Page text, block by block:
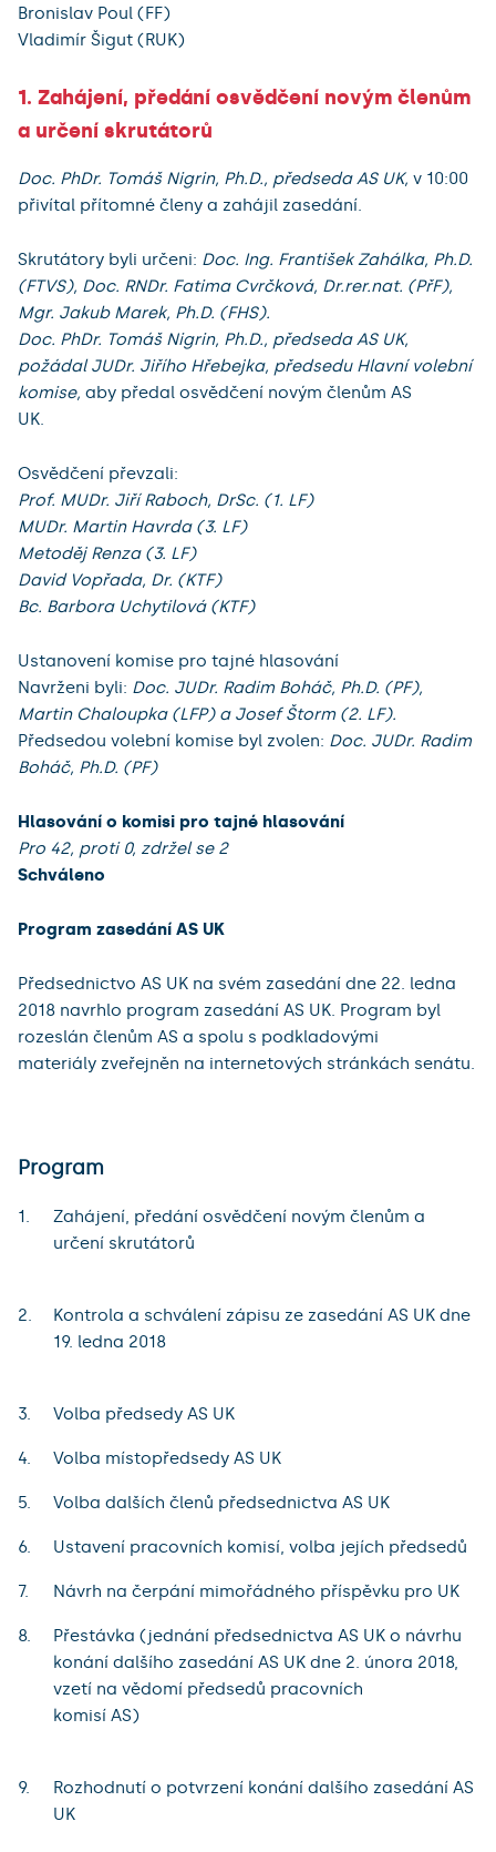
Bronislav Poul (FF)
Vladimír Šigut (RUK)
1. Zahájení, předání osvědčení novým členům
a určení skrutátorů
Doc. PhDr. Tomáš Nigrin, Ph.D., předseda AS UK, v 10:00
přivítal přítomné členy a zahájil zasedání.
Skrutátory byli určeni: ​Doc. Ing. František Zahálka, Ph.D.
(FTVS), Doc. RNDr. Fatima Cvrčková, Dr.rer.nat. (PřF),
Mgr. Jakub Marek, Ph.D. (FHS).
Doc. PhDr. Tomáš Nigrin, Ph.D., předseda AS UK,
požádal JUDr. Jiřího Hřebejka, předsedu Hlavní volební
komise, aby předal osvědčení novým členům AS
UK.
Osvědčení převzali:
Prof. MUDr. Jiří Raboch, DrSc. (1. LF)
MUDr. Martin Havrda (3. LF)
Metoděj Renza (3. LF)
David Vopřada, Dr. (KTF)
Bc. Barbora Uchytilová (KTF)
Ustanovení komise pro tajné hlasování
Navrženi byli: Doc. JUDr. Radim Boháč, Ph.D. (PF),
Martin Chaloupka (LFP) a Josef Štorm (2. LF).
Předsedou volební komise byl zvolen: Doc. JUDr. Radim
Boháč, Ph.D. (PF)
Hlasování o komisi pro tajné hlasování
Pro 42, proti 0, zdržel se 2
Schváleno
Program zasedání AS UK
Předsednictvo AS UK na svém zasedání dne 22. ledna
2018 navrhlo program zasedání AS UK. Program byl
rozeslán členům AS a spolu s podkladovými
materiály zveřejněn na internetových stránkách senátu.
Program
Zahájení, předání osvědčení novým členům a
určení skrutátorů
Kontrola a schválení zápisu ze zasedání AS UK dne
19. ledna 2018
Volba předsedy AS UK
Volba místopředsedy AS UK
Volba dalších členů předsednictva AS UK
Ustavení pracovních komisí, volba jejích předsedů
Návrh na čerpání mimořádného příspěvku pro UK
Přestávka (jednání předsednictva AS UK o návrhu
konání dalšího zasedání AS UK dne 2. února 2018,
vzetí na vědomí předsedů pracovních
komisí AS)
Rozhodnutí o potvrzení konání dalšího zasedání AS
UK